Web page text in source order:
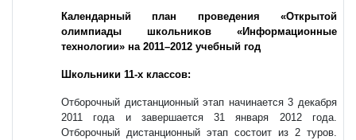
Календарный план проведения «Открытой
олимпиады школьников «Информационные
технологии» на 2011–2012 учебный год
Школьники 11-х классов:
Отборочный дистанционный этап начинается 3 декабря
2011 года и завершается 31 января 2012 года.
Отборочный дистанционный этап состоит из 2 туров.